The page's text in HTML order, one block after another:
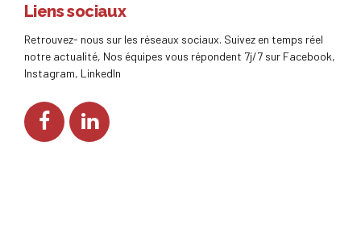
Liens sociaux
Retrouvez- nous sur les réseaux sociaux. Suivez en temps réel
notre actualité, Nos équipes vous répondent 7j/7 sur Facebook,
Instagram, LinkedIn